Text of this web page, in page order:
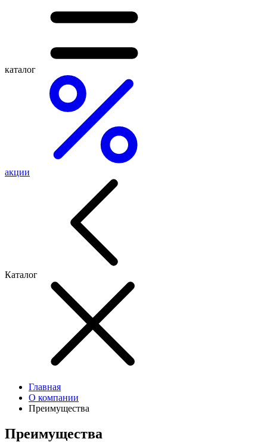
каталог
акции
Каталог
Главная
О компании
Преимущества
Преимущества